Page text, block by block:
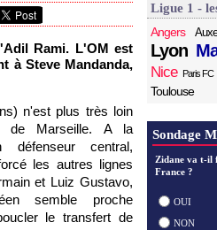
Rami. L'OM est
à Steve Mandanda,
n'est plus très loin
de Marseille. A la
défenseur central,
les autres lignes
et Luiz Gustavo,
semble proche
le transfert de
Ligue 1 -
Angers
Lyon
Nice Paris FC
Toulouse
Sondage
Zidane va t-il
France ?
OUI
NON